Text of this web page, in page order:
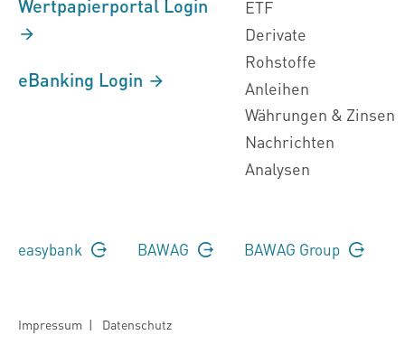
Wertpapierportal Login
eBanking Login
ETF
Derivate
Rohstoffe
Anleihen
Währungen & Zinsen
Nachrichten
Analysen
easybank BAWAG BAWAG Group
Impressum | Datenschutz